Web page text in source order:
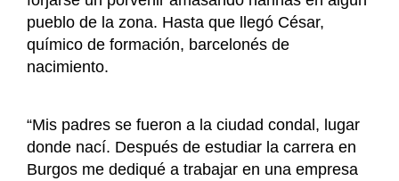
pueblo de la zona. Hasta que llegó César,
químico de formación, barcelonés de
nacimiento.
“Mis padres se fueron a la ciudad condal, lugar
donde nací. Después de estudiar la carrera en
Burgos me dediqué a trabajar en una empresa